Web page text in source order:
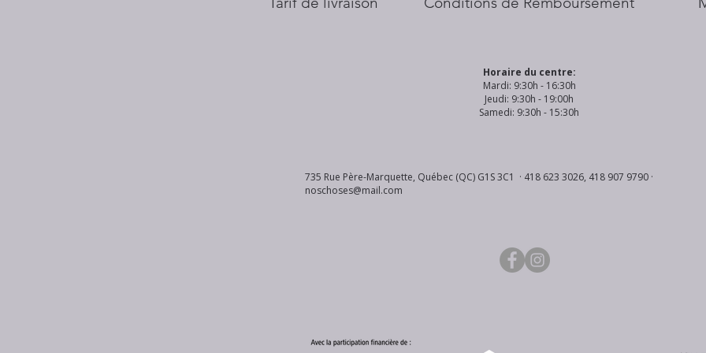
Horaire du centre:
Mardi: 9:30h - 16:30h
Jeudi: 9:30h - 19:00h
Samedi: 9:30h - 15:30h
735 Rue Père-Marquette, Québec (QC) G1S 3C1 · 418 623 3026, 418 907 9790 ·
noschoses@mail.com